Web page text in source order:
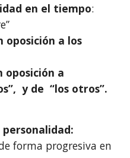
en el tiempo:
oposición a los
oposición a
y de “los otros”.
forma progresiva en